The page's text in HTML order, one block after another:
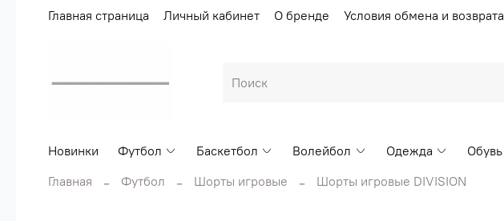
Главная страница Личный кабинет О бренде Условия обмена и возврата
Новинки Футбол Баскетбол Волейбол Одежда Обувь
Главная
Футбол Шорты игровые Шорты игровые DIVISION